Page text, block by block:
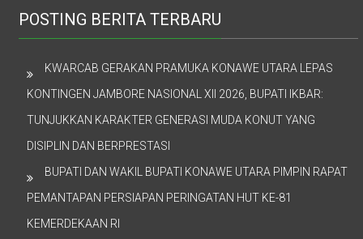
POSTING BERITA TERBARU
KWARCAB GERAKAN PRAMUKA KONAWE UTARA LEPAS
KONTINGEN JAMBORE NASIONAL XII 2026, BUPATI IKBAR:
TUNJUKKAN KARAKTER GENERASI MUDA KONUT YANG
DISIPLIN DAN BERPRESTASI
BUPATI DAN WAKIL BUPATI KONAWE UTARA PIMPIN RAPAT
PEMANTAPAN PERSIAPAN PERINGATAN HUT KE-81
KEMERDEKAAN RI